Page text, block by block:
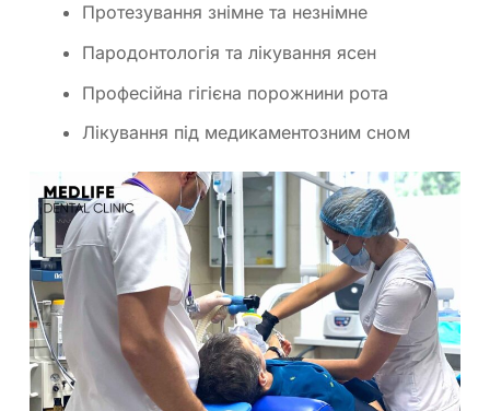
Протезування знімне та незнімне
Пародонтологія та лікування ясен
Професійна гігієна порожнини рота
Лікування під медикаментозним сном